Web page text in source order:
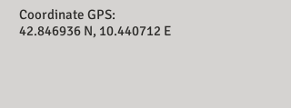
Coordinate GPS:
42.846936 N, 10.440712 E